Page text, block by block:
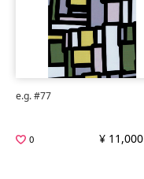
e.g. #77
0
¥ 11,000